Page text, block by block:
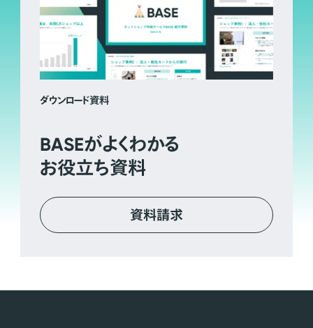
ダウンロード資料
BASEがよくわかる
お役立ち資料
資料請求